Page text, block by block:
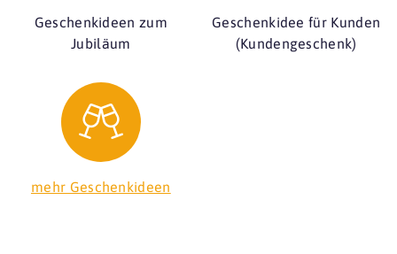
Geschenkideen zum
Jubiläum
Geschenkidee für Kunden
(Kundengeschenk)
mehr Geschenkideen